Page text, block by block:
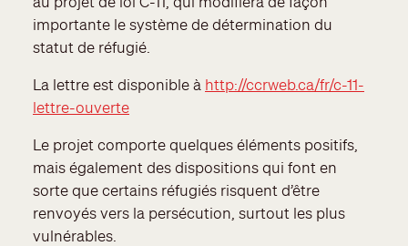
importante le système de détermination du
statut de réfugié.
La lettre est disponible à http://ccrweb.ca/fr/c-11-
lettre-ouverte
Le projet comporte quelques éléments positifs,
mais également des dispositions qui font en
sorte que certains réfugiés risquent d’être
renvoyés vers la persécution, surtout les plus
vulnérables.